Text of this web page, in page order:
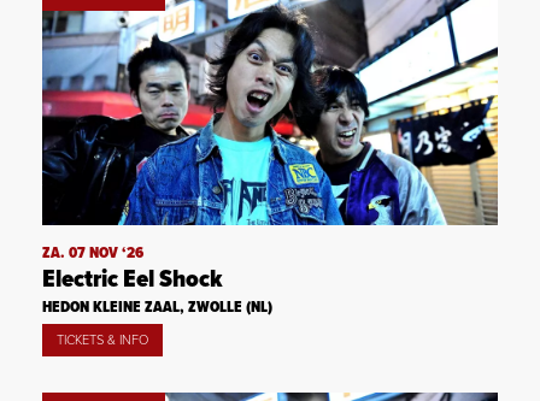
ZA. 07 NOV ‘26
Electric Eel Shock
HEDON KLEINE ZAAL, ZWOLLE (NL)
TICKETS & INFO